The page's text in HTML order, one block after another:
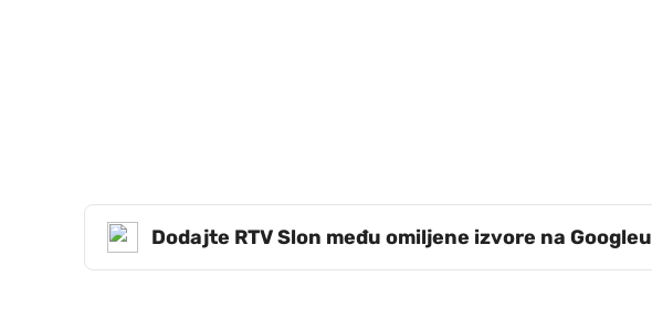
Dodajte RTV Slon među omiljene izvore na Googleu